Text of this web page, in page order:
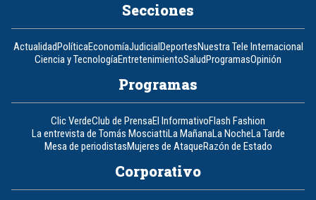
Secciones
ActualidadPolíticaEconomíaJudicialDeportesNuestra Tele Internacional
Ciencia y TecnologíaEntretenimientoSaludProgramasOpinión
Programas
Clic VerdeClub de PrensaEl InformativoFlash Fashion
La entrevista de Tomás MosciattiLa MañanaLa NocheLa Tarde
Mesa de periodistasMujeres de AtaqueRazón de Estado
Corporativo